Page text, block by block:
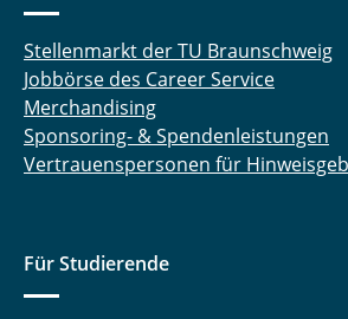
Stellenmarkt der TU Braunschweig
Jobbörse des Career Service
Merchandising
Sponsoring- & Spendenleistungen
Vertrauenspersonen für
Für Studierende